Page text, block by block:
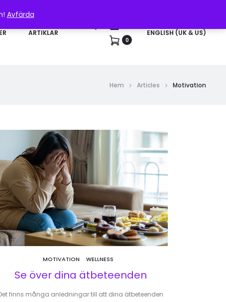
Avfärda
ARTIKLAR
0
ENGLISH (UK & US)
Hem Articles Motivation
MOTIVATION WELLNESS
Se över dina ätbeteenden
finns många anledningar till att dina ätbeteenden